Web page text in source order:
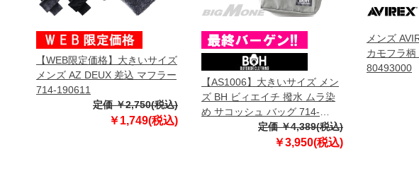
【WEB限定価格】大きいサイズ
メンズ AZ DEUX 差込 マフラー
714-190611
定価 ￥2,750(税込)
￥1,749(税込)
【AS1006】大きいサイズ メン
ズ BH ビィエイチ 撥水 ムラ染
め サコッシュ バッグ 714-
定価 ￥4,389(税込)
￥3,950(税込)
メンズ
カモフラ
80493000